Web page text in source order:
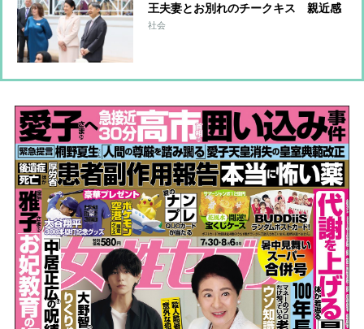
王夫妻とお別れのチークキス 親近感
あふれるペールピンクのセットアップ
社会